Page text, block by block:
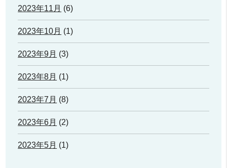
2023年11月 (6)
2023年10月 (1)
2023年9月 (3)
2023年8月 (1)
2023年7月 (8)
2023年6月 (2)
2023年5月 (1)